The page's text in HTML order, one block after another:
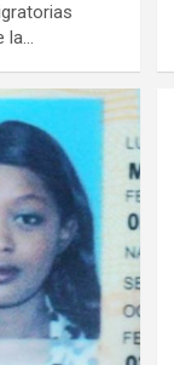
la…